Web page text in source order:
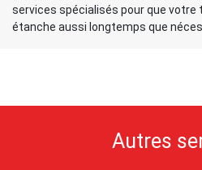
services spécialisés pour que
étanche aussi longtemps que
Autres